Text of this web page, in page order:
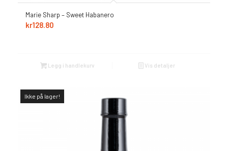
Marie Sharp – Sweet Habanero
kr128.80
Legg i handlekurv Vis detaljer
Ikke på lager!